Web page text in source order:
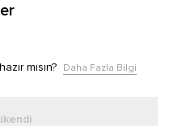
mısın? Daha Fazla Bilgi